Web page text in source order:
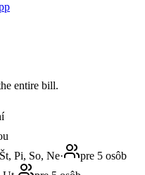
entire bill.
Pi, So, Ne·
pre 5 osôb